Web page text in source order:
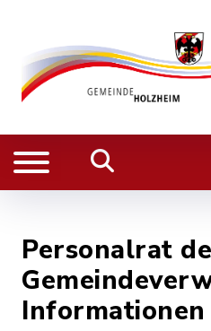
Personalrat
Informationen